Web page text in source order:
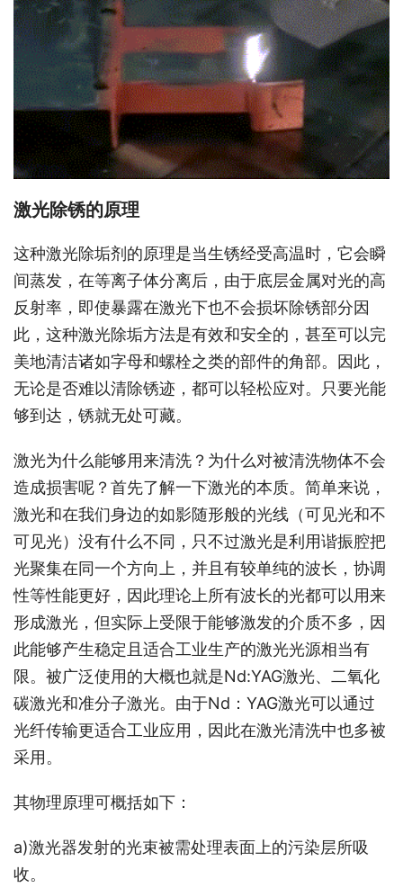
激光除锈的原理
这种激光除垢剂的原理是当生锈经受高温时，它会瞬
间蒸发，在等离子体分离后，由于底层金属对光的高
反射率，即使暴露在激光下也不会损坏除锈部分因
此，这种激光除垢方法是有效和安全的，甚至可以完
美地清洁诸如字母和螺栓之类的部件的角部。因此，
无论是否难以清除锈迹，都可以轻松应对。只要光能
够到达，锈就无处可藏。
激光为什么能够用来清洗？为什么对被清洗物体不会
造成损害呢？首先了解一下激光的本质。简单来说，
激光和在我们身边的如影随形般的光线（可见光和不
可见光）没有什么不同，只不过激光是利用谐振腔把
光聚集在同一个方向上，并且有较单纯的波长，协调
性等性能更好，因此理论上所有波长的光都可以用来
形成激光，但实际上受限于能够激发的介质不多，因
此能够产生稳定且适合工业生产的激光光源相当有
限。被广泛使用的大概也就是Nd:YAG激光、二氧化
碳激光和准分子激光。由于Nd：YAG激光可以通过
光纤传输更适合工业应用，因此在激光清洗中也多被
采用。
其物理原理可概括如下：
a)激光器发射的光束被需处理表面上的污染层所吸
收。